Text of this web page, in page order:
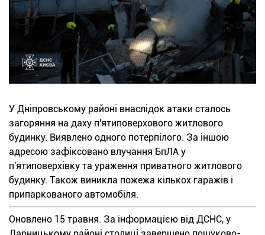
У Дніпровському районі внаслідок атаки сталось
загоряння на даху п'ятиповерхового житлового
будинку. Виявлено одного потерпілого. За іншою
адресою зафіксовано влучання БпЛА у
п'ятиповерхівку та ураження приватного житлового
будинку. Також виникла пожежа кількох гаражів і
припаркованого автомобіля.
Оновлено 15 травня. За інформацією від ДСНС, у